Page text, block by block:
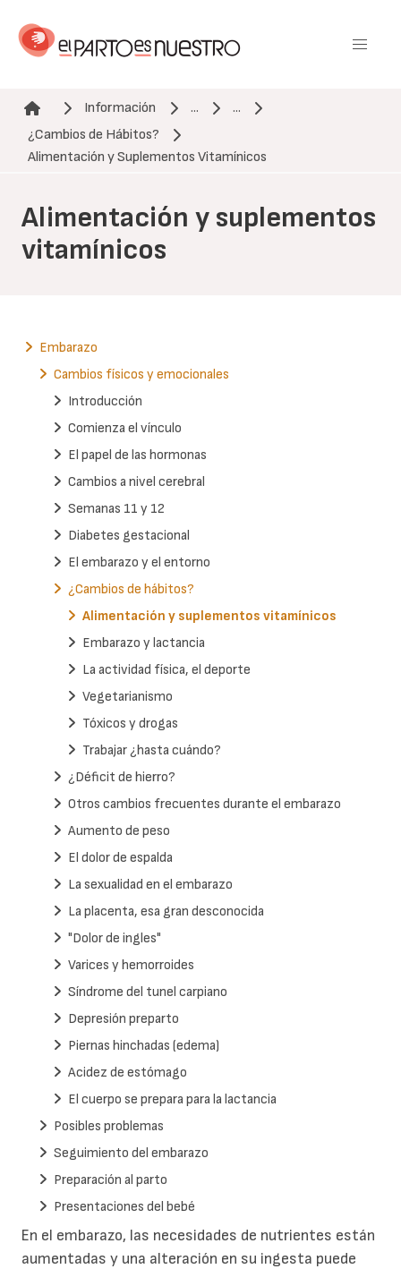
contenido
Ruta de navegación
Información ...
...
¿Cambios de Hábitos?
Alimentación y Suplementos Vitamínicos
Alimentación y suplementos
vitamínicos
En el embarazo, las necesidades de nutrientes están
aumentadas y una alteración en su ingesta puede
Embarazo
Cambios físicos y emocionales
Introducción
Comienza el vínculo
El papel de las hormonas
Cambios a nivel cerebral
Semanas 11 y 12
Diabetes gestacional
El embarazo y el entorno
¿Cambios de hábitos?
Alimentación y suplementos vitamínicos
Embarazo y lactancia
La actividad física, el deporte
Vegetarianismo
Tóxicos y drogas
Trabajar ¿hasta cuándo?
¿Déficit de hierro?
Otros cambios frecuentes durante el embarazo
Aumento de peso
El dolor de espalda
La sexualidad en el embarazo
La placenta, esa gran desconocida
"Dolor de ingles"
Varices y hemorroides
Síndrome del tunel carpiano
Depresión preparto
Piernas hinchadas (edema)
Acidez de estómago
El cuerpo se prepara para la lactancia
Posibles problemas
Seguimiento del embarazo
Preparación al parto
Presentaciones del bebé